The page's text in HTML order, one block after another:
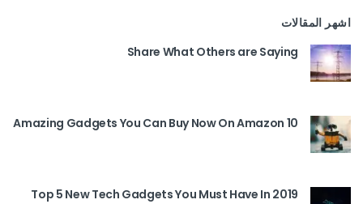
اشهر المقالات
Share What Others are Saying
10 Amazing Gadgets You Can Buy Now On Amazon
Top 5 New Tech Gadgets You Must Have In 2019